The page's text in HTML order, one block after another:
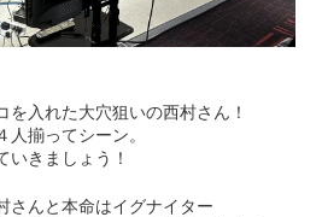
を入れた大穴狙いの西村さん！
揃ってシーン。
いきましょう！
さんと本命はイグナイター